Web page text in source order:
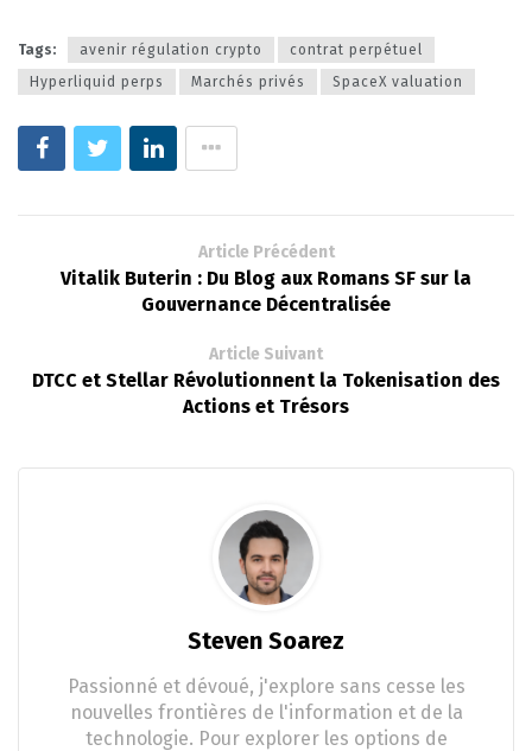
Tags: avenir régulation crypto
contrat perpétuel
Hyperliquid perps
Marchés privés SpaceX valuation
Article Précédent
Vitalik Buterin : Du Blog aux Romans SF sur la
Gouvernance Décentralisée
Article Suivant
DTCC et Stellar Révolutionnent la Tokenisation des
Actions et Trésors
Steven Soarez
Passionné et dévoué, j'explore sans cesse les
nouvelles frontières de l'information et de la
technologie. Pour explorer les options de